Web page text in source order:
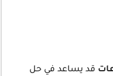
قد يساعد في حل